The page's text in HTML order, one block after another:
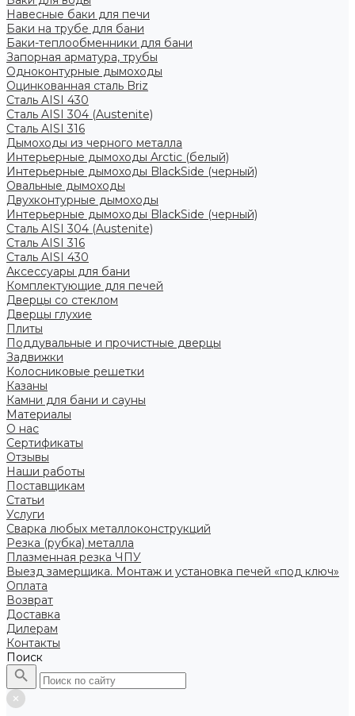
Навесные баки для печи
Баки на трубе для бани
Баки-теплообменники для бани
Запорная арматура, трубы
Одноконтурные дымоходы
Оцинкованная сталь Briz
Сталь AISI 430
Сталь AISI 304 (Austenite)
Сталь AISI 316
Дымоходы из черного металла
Интерьерные дымоходы Arctic (белый)
Интерьерные дымоходы BlackSide (черный)
Овальные дымоходы
Двухконтурные дымоходы
Интерьерные дымоходы BlackSide (черный)
Сталь AISI 304 (Austenite)
Сталь AISI 316
Сталь AISI 430
Аксессуары для бани
Комплектующие для печей
Дверцы со стеклом
Дверцы глухие
Плиты
Поддувальные и прочистные дверцы
Задвижки
Колосниковые решетки
Казаны
Камни для бани и сауны
Материалы
О нас
Сертификаты
Отзывы
Наши работы
Поставщикам
Статьи
Услуги
Сварка любых металлоконструкций
Резка (рубка) металла
Плазменная резка ЧПУ
Выезд замерщика. Монтаж и установка печей «под ключ»
Оплата
Возврат
Доставка
Дилерам
Контакты
Поиск